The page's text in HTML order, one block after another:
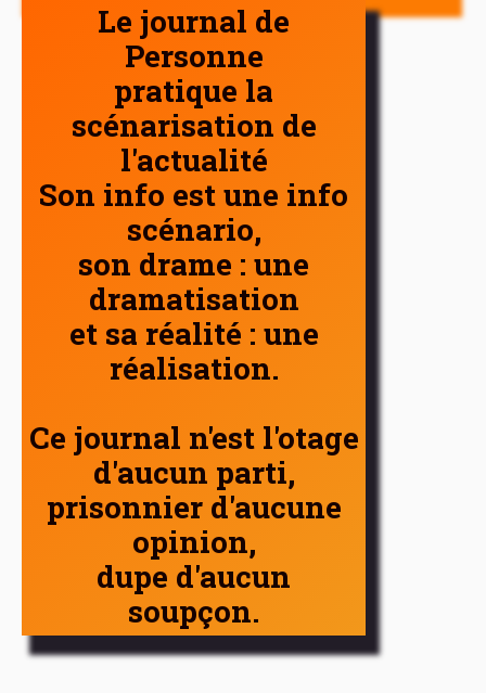
Le journal de
Personne
pratique la
scénarisation de
l'actualité
Son info est une info
scénario,
son drame : une
dramatisation
et sa réalité : une
réalisation.
Ce journal n'est l'otage
d'aucun parti,
prisonnier d'aucune
opinion,
dupe d'aucun
soupçon.